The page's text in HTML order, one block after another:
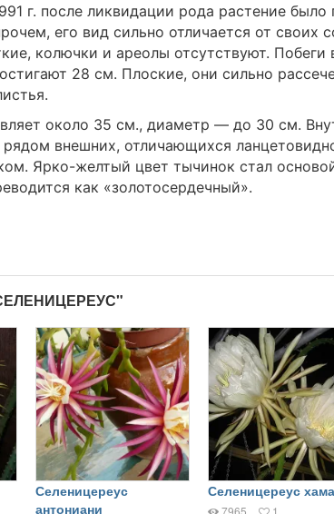
г. после ликвидации рода растение было
его вид сильно отличается от своих
колючки и ареолы отсутствуют.
28 см. Плоские, они сильно
около 35 см., диаметр — до 30 см.
внешних, отличающихся
Ярко-желтый цвет тычинок стал
как «золотосердечный».
Селеницереус
антониани
Селеницереус
7965 1